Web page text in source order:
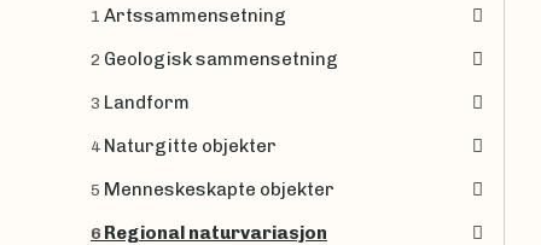
1 Artssammensetning
2 Geologisk sammensetning
3 Landform
4 Naturgitte objekter
5 Menneskeskapte objekter
6 Regional naturvariasjon